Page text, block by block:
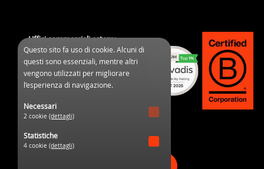
Uffici commerciali estero:
3 Cours des Clos Durs
03800 Gannat (France)
commercial@ppifrance.com
Questo sito fa uso di cookie. Alcuni di
questi sono essenziali, mentre altri
vengono utilizzati per migliorare
l’esperienza di navigazione.
Necessari
2 cookie (dettagli)
Statistiche
4 cookie (dettagli)